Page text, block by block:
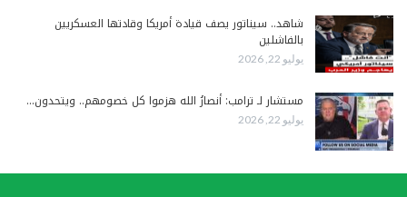
شاهد.. سيناتور يصف قيادة أمريكا وقادتها العسكريين
بالفاشلين
يوليو 22, 2026
مستشار لـ ترامب: أنصارُ الله هزموا كل خصومهم.. ويتحدون…
يوليو 22, 2026